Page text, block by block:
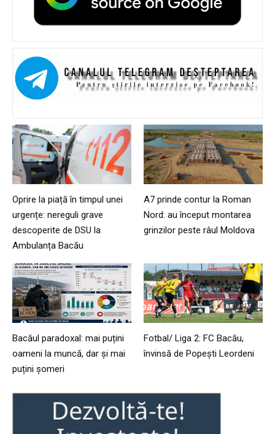
Oprire la piață în timpul unei
urgențe: nereguli grave
descoperite de DSU la
Ambulanța Bacău
A7 prinde contur la Roman
Nord: au început montarea
grinzilor peste râul Moldova
Bacăul paradoxal: mai puțini
oameni la muncă, dar și mai
puțini șomeri
Fotbal/ Liga 2: FC Bacău,
învinsă de Popești Leordeni